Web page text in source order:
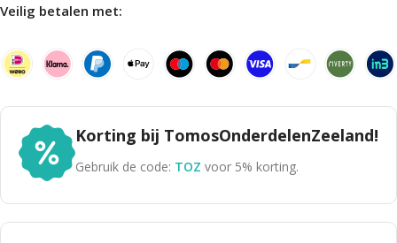
Veilig betalen met:
Korting bij TomosOnderdelenZeeland!
Gebruik de code: TOZ voor 5% korting.